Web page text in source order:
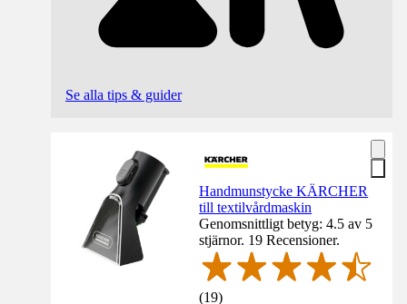
Se alla tips & guider
Handmunstycke KÄRCHER
till textilvårdmaskin
Genomsnittligt betyg: 4.5 av 5
stjärnor. 19 Recensioner.
(19)